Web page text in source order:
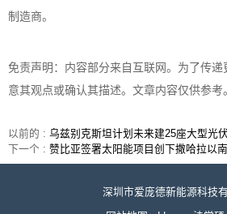
制造商。
免责声明：内容部分来自互联网。为了传
意其观点或确认其描述。文章内容仅供参考
以前的 : 乌兹别克斯坦计划未来建25座大型光
下一个 : 赞比亚签署太阳能项目创下撒哈拉以
深圳市爱庞德新能源科技